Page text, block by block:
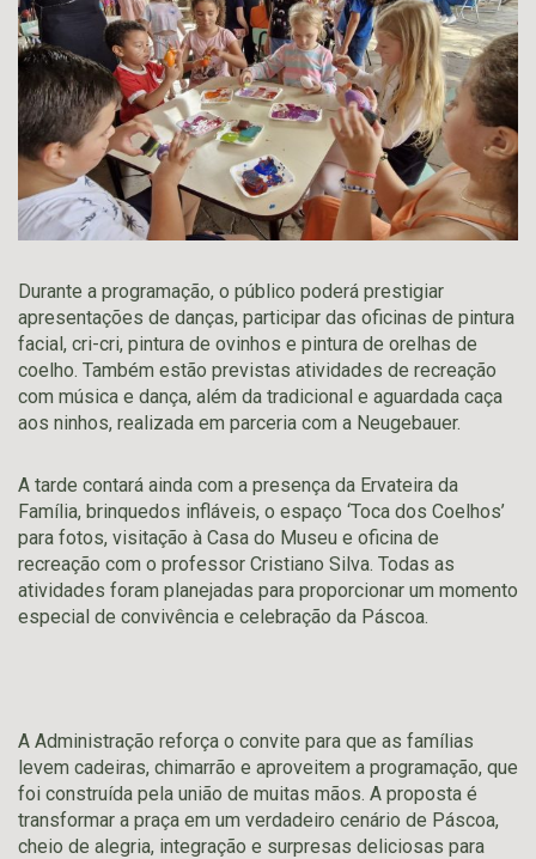
Durante a programação, o público poderá prestigiar
apresentações de danças, participar das oficinas de pintura
facial, cri-cri, pintura de ovinhos e pintura de orelhas de
coelho. Também estão previstas atividades de recreação
com música e dança, além da tradicional e aguardada caça
aos ninhos, realizada em parceria com a Neugebauer.
A tarde contará ainda com a presença da Ervateira da
Família, brinquedos infláveis, o espaço ‘Toca dos Coelhos’
para fotos, visitação à Casa do Museu e oficina de
recreação com o professor Cristiano Silva. Todas as
atividades foram planejadas para proporcionar um momento
especial de convivência e celebração da Páscoa.
A Administração reforça o convite para que as famílias
levem cadeiras, chimarrão e aproveitem a programação, que
foi construída pela união de muitas mãos. A proposta é
transformar a praça em um verdadeiro cenário de Páscoa,
cheio de alegria, integração e surpresas deliciosas para